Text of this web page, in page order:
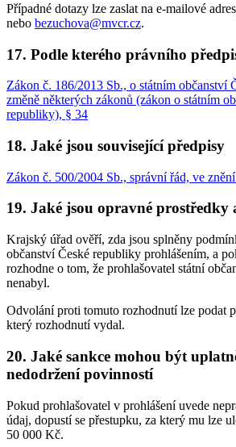
Případné dotazy lze zaslat na e-mailové
nebo bezuchova@mvcr.cz.
17. Podle kterého právního
Zákon č. 186/2013 Sb., o státním občanství
změně některých zákonů (zákon o státním
republiky), § 34
18. Jaké jsou související předpisy
Zákon č. 500/2004 Sb., správní řád, ve
19. Jaké jsou opravné
Krajský úřad ověří, zda jsou splněny
občanství České republiky prohlášením, a
rozhodne o tom, že prohlašovatel státní
nenabyl.
Odvolání proti tomuto rozhodnutí lze podat
který rozhodnutí vydal.
20. Jaké sankce mohou být
nedodržení povinností
Pokud prohlašovatel v prohlášení uvede
údaj, dopustí se přestupku, za který mu lze
50 000 Kč.